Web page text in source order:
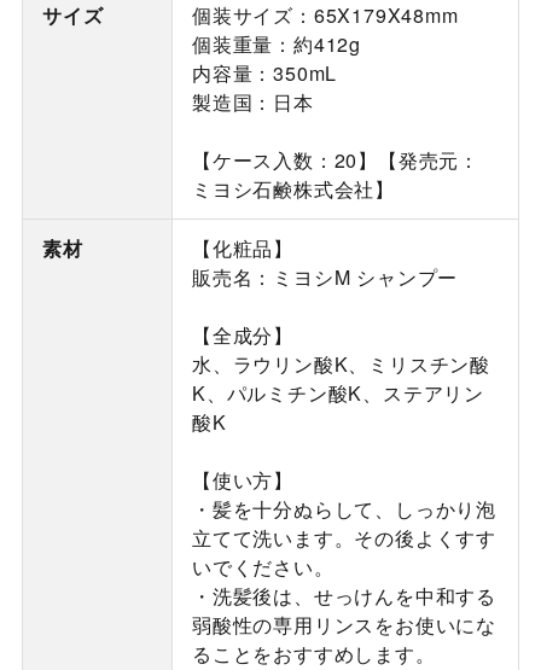
サイズ
個装サイズ：65X179X48mm
個装重量：約412g
内容量：350mL
製造国：日本
【ケース入数：20】【発売元：
ミヨシ石鹸株式会社】
素材
【化粧品】
販売名：ミヨシM シャンプー
【全成分】
水、ラウリン酸K、ミリスチン酸
K、パルミチン酸K、ステアリン
酸K
【使い方】
・髪を十分ぬらして、しっかり泡
立てて洗います。その後よくすす
いでください。
・洗髪後は、せっけんを中和する
弱酸性の専用リンスをお使いにな
ることをおすすめします。